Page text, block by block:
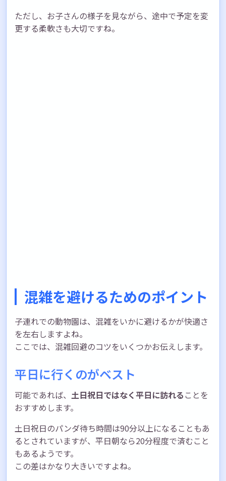
ただし、お子さんの様子を見ながら、途中で予定を変
更する柔軟さも大切ですね。
混雑を避けるためのポイント
子連れでの動物園は、混雑をいかに避けるかが快適さ
を左右しますよね。
ここでは、混雑回避のコツをいくつかお伝えします。
平日に行くのがベスト
可能であれば、 土日祝日ではなく平日に訪れる ことを
おすすめします。
土日祝日のパンダ待ち時間は90分以上になることもあ
るとされていますが、平日朝なら20分程度で済むこと
もあるようです。
この差はかなり大きいですよね。